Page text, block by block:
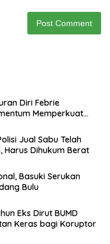
Diri Febrie
Memperkuat
Jual Sabu Telah
Harus Dihukum Berat
Basuki Serukan
Bulu
Eks Dirut BUMD
Keras bagi Koruptor